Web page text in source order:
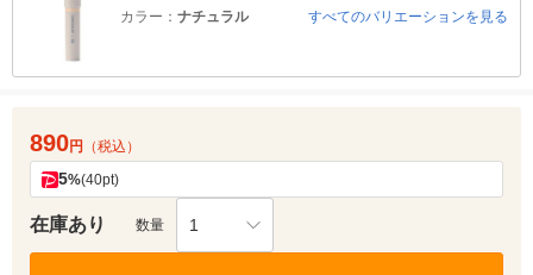
カラー： ナチュラル すべてのバリエーションを見る
890円 （税込）
5%(40pt)
在庫あり 数量 1